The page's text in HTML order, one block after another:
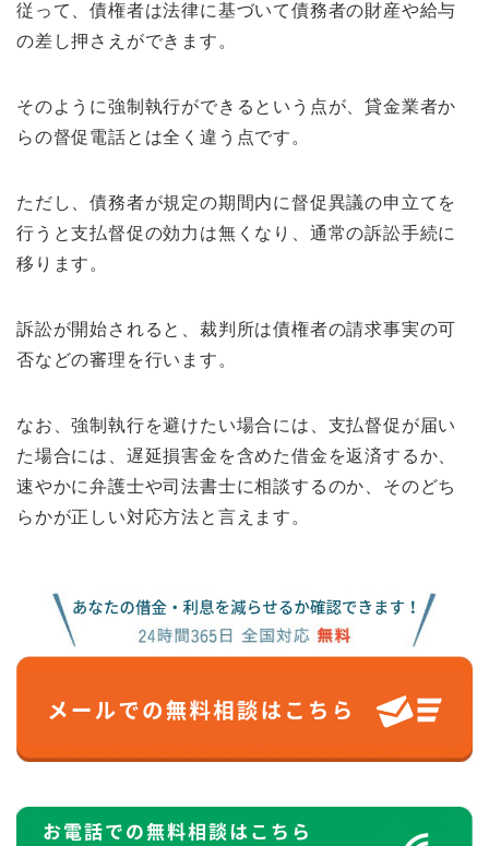
従って、債権者は法律に基づいて債務者の財産や給与
の差し押さえができます。
そのように強制執行ができるという点が、貸金業者か
らの督促電話とは全く違う点です。
ただし、債務者が規定の期間内に督促異議の申立てを
行うと支払督促の効力は無くなり、通常の訴訟手続に
移ります。
訴訟が開始されると、裁判所は債権者の請求事実の可
否などの審理を行います。
なお、強制執行を避けたい場合には、支払督促が届い
た場合には、遅延損害金を含めた借金を返済するか、
速やかに弁護士や司法書士に相談するのか、そのどち
らかが正しい対応方法と言えます。